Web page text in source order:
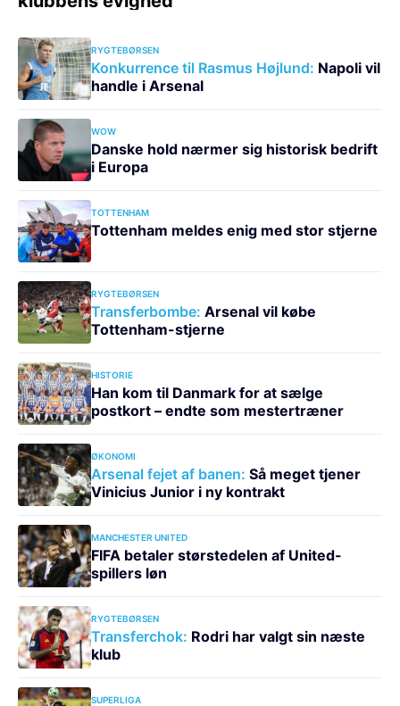
RYGTEBØRSEN
Konkurrence til Rasmus Højlund: Napoli vil
handle i Arsenal
WOW
Danske hold nærmer sig historisk bedrift
i Europa
TOTTENHAM
Tottenham meldes enig med stor stjerne
RYGTEBØRSEN
Transferbombe: Arsenal vil købe
Tottenham-stjerne
HISTORIE
Han kom til Danmark for at sælge
postkort – endte som mestertræner
ØKONOMI
Arsenal fejet af banen: Så meget tjener
Vinicius Junior i ny kontrakt
MANCHESTER UNITED
FIFA betaler størstedelen af United-
spillers løn
RYGTEBØRSEN
Transferchok: Rodri har valgt sin næste
klub
SUPERLIGA